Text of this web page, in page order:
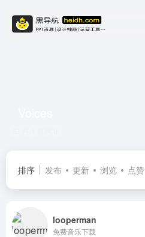
排序 发布 更新 浏览 点赞
looperman
免费音乐下载